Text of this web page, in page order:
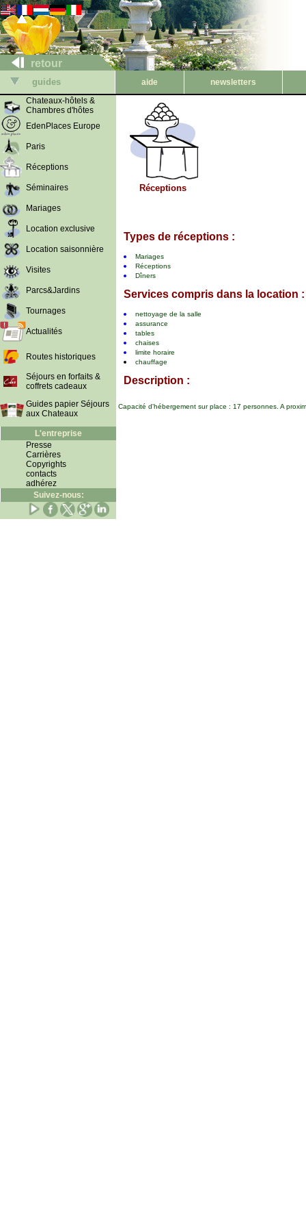
retour
guides aide
newsletters
Chateaux-hôtels &
Chambres d'hôtes
EdenPlaces Europe
Paris
Réceptions
Séminaires
Mariages
Location exclusive
Location saisonnière
Visites
Parcs&Jardins
Tournages
Actualités
Routes historiques
Séjours en forfaits &
coffrets cadeaux
Guides papier Séjours
aux Chateaux
L'entreprise
Presse
Carrières
Copyrights
contacts
adhérez
Suivez-nous:
Réceptions
Types de réceptions :
Mariages
Réceptions
Dîners
Services compris dans la location :
nettoyage de la salle
assurance
tables
chaises
limite horaire
chauffage
Description :
Capacité d'hébergement sur place : 17 personnes. A